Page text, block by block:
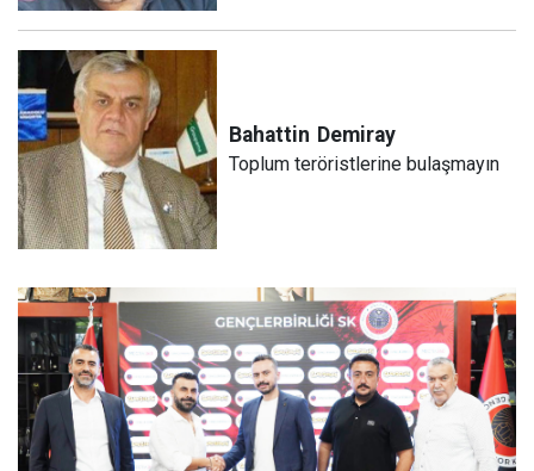
Bahattin Demiray
Toplum teröristlerine bulaşmayın